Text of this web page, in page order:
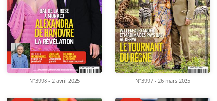
N°3998 - 2 avril 2025 N°3997 - 26 mars 2025